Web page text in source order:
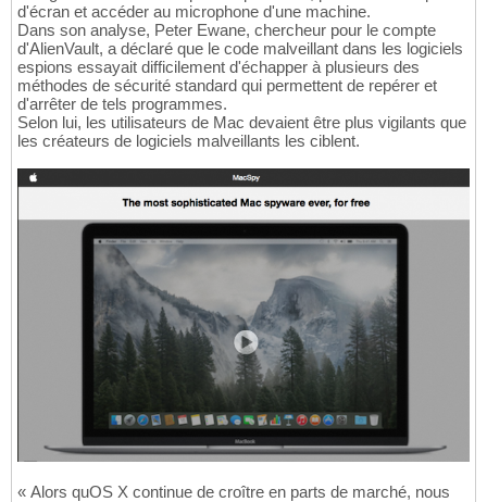
d'écran et accéder au microphone d'une machine.
Dans son analyse, Peter Ewane, chercheur pour le compte
d'AlienVault, a déclaré que le code malveillant dans les logiciels
espions essayait difficilement d'échapper à plusieurs des
méthodes de sécurité standard qui permettent de repérer et
d'arrêter de tels programmes.
Selon lui, les utilisateurs de Mac devaient être plus vigilants que
les créateurs de logiciels malveillants les ciblent.
« Alors quOS X continue de croître en parts de marché, nous